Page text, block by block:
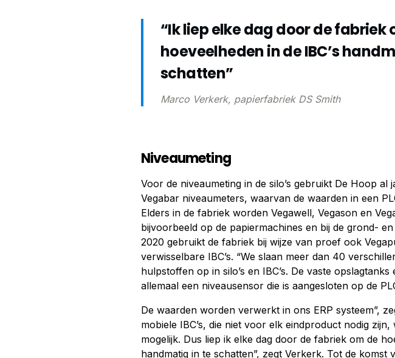
“Ik liep elke dag door de
hoeveelheden in de IBC’s
schatten”
Marco Verkerk, papierfabriek DS Smith
Niveaumeting
Voor de niveaumeting in de silo’s gebruikt De Hoop al
Vegabar niveaumeters, waarvan de waarden in een
Elders in de fabriek worden Vegawell, Vegason en
bijvoorbeeld op de papiermachines en bij de grond-
2020 gebruikt de fabriek bij wijze van proef ook
verwisselbare IBC’s. “We slaan meer dan 40
hulpstoffen op in silo’s en IBC’s. De vaste opslagtanks
allemaal een niveausensor die is aangesloten op de
De waarden worden verwerkt in ons ERP systeem”,
mobiele IBC’s, die niet voor elk eindproduct nodig zijn,
mogelijk. Dus liep ik elke dag door de fabriek om de
handmatig in te schatten”, zegt Verkerk. Tot de komst